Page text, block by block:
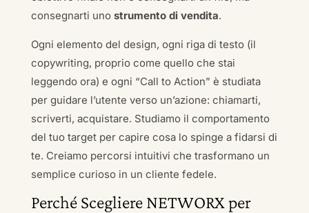
consegnarti uno strumento di vendita.
Ogni elemento del design, ogni riga di testo (il
copywriting, proprio come quello che stai
leggendo ora) e ogni “Call to Action” è studiata
per guidare l’utente verso un’azione: chiamarti,
scriverti, acquistare. Studiamo il comportamento
del tuo target per capire cosa lo spinge a fidarsi di
te. Creiamo percorsi intuitivi che trasformano un
semplice curioso in un cliente fedele.
Perché Scegliere NETWORX per